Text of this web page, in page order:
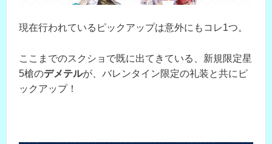
現在行われているピックアップは意外にもコレ1つ。
ここまでのスクショで既に出てきている、新規限定星
5槍のデメテルが、バレンタイン限定の礼装と共にピ
ックアップ！